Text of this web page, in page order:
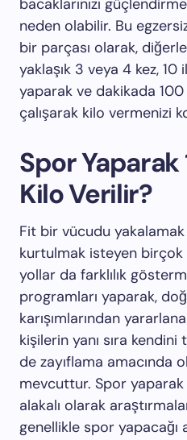
bacaklarınızı
neden olabilir. Bu
bir parçası olarak,
yaklaşık 3 veya 4 kez, 10
yaparak ve dakikada
çalışarak kilo vermenizi
Spor Yaparak
Kilo Verilir?
Fit bir vücudu
kurtulmak isteyen birçok
yollar da farklılık
programları yaparak,
karışımlarından
kişilerin yanı sıra
de zayıflama amacında
mevcuttur. Spor yaparak
alakalı olarak
genellikle spor yapacağı